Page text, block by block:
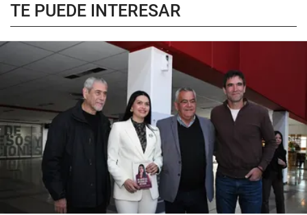
TE PUEDE INTERESAR